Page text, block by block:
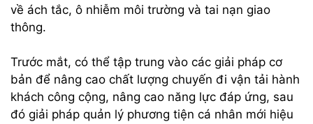
về ách tắc, ô nhiễm môi trường và tai nạn giao
thông.
Trước mắt, có thể tập trung vào các giải pháp cơ
bản để nâng cao chất lượng chuyến đi vận tải hành
khách công cộng, nâng cao năng lực đáp ứng, sau
đó giải pháp quản lý phương tiện cá nhân mới hiệu